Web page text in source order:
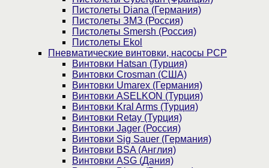
Пистолеты Diana (Германия)
Пистолеты ЗМЗ (Россия)
Пистолеты Smersh (Россия)
Пистолеты Ekol
Пневматические винтовки, насосы PCP
Винтовки Hatsan (Турция)
Винтовки Crosman (США)
Винтовки Umarex (Германия)
Винтовки ASELKON (Турция)
Винтовки Kral Arms (Турция)
Винтовки Retay (Турция)
Винтовки Jager (Россия)
Винтовки Sig Sauer (Германия)
Винтовки BSA (Англия)
Винтовки ASG (Дания)